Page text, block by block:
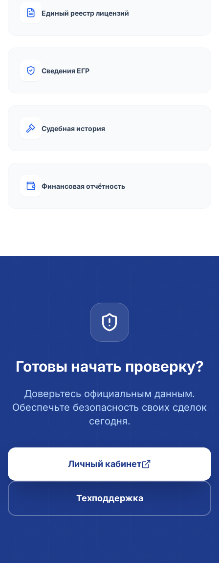
Единый реестр лицензий
Сведения ЕГР
Судебная история
Финансовая отчётность
Готовы начать проверку?
Доверьтесь официальным данным.
Обеспечьте безопасность своих сделок
сегодня.
Личный кабинет
Техподдержка